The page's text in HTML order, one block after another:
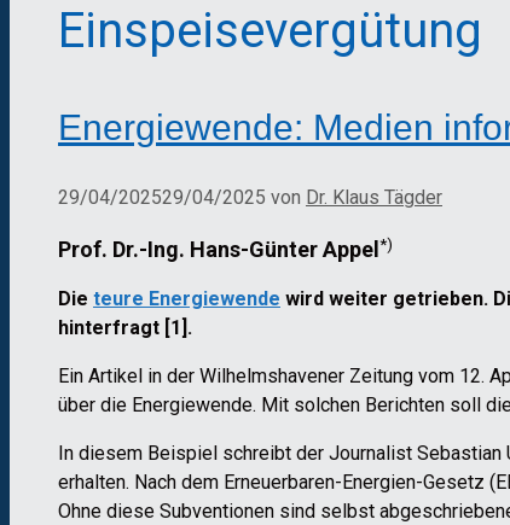
Einspeisevergütung
Energiewende: Medien
29/04/202529/04/2025 von Dr. Klaus Tägder
Prof. Dr.-Ing. Hans-Günter Appel*)
Die teure Energiewende wird weiter getrieben.
hinterfragt [1].
Ein Artikel in der Wilhelmshavener Zeitung vom 12.
über die Energiewende. Mit solchen Berichten soll
In diesem Beispiel schreibt der Journalist Sebastian
erhalten. Nach dem Erneuerbaren-Energien-Gesetz
Ohne diese Subventionen sind selbst